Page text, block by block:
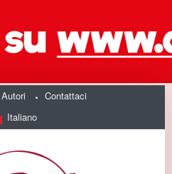
Autori
Contattaci
Italiano